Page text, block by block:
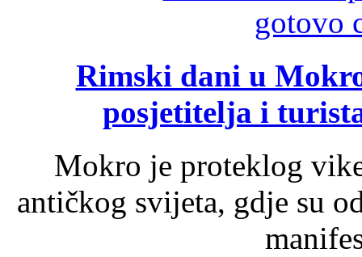
Rimski dani u
posjetitelja i
Mokro je proteklog
antičkog svijeta, gdje su